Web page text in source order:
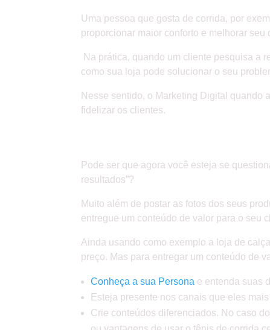
Uma pessoa que gosta de corrida, por
proporcionar maior conforto e melhorar
Na prática, quando um cliente pesquisa a
como sua loja pode solucionar o seu
Nesse sentido, o Marketing Digital quando
fidelizar os clientes.
Pode ser que agora você esteja se
resultados”?
Muito além de postar as fotos dos seus
entregue um conteúdo de valor para o seu
Ainda usando como exemplo a loja de
preço. Mas para entregar um conteúdo de
Conheça a sua Persona e entenda suas
Esteja presente nos canais que eles
Crie conteúdos diferenciados. No caso